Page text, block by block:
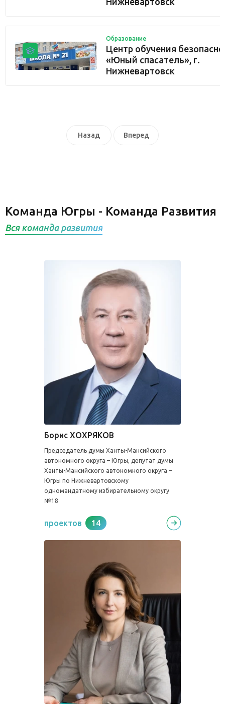
Образование
Центр обучения
«Юный спасатель», г.
Нижневартовск
Назад Вперед
Команда Югры - Команда Развития
Вся команда развития
Борис ХОХРЯКОВ
Председатель думы Ханты-Мансийского
автономного округа – Югры, депутат думы
Ханты-Мансийского автономного округа –
Югры по Нижневартовскому
одномандатному избирательному округу
№18
проектов 14